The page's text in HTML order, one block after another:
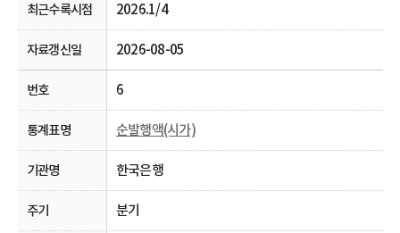
2026.1/4
2026-08-05
6
순발행액(시가)
한국은행
분기